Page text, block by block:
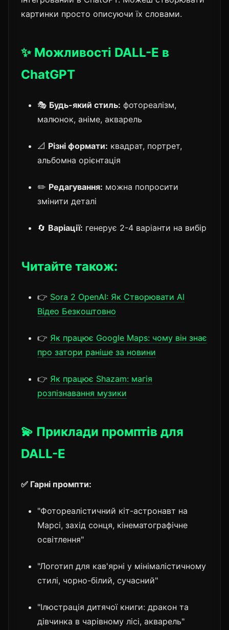
картинки просто описуючи їх словами.
✨ Можливості DALL-E в
ChatGPT
🎭 Будь-який стиль: фотореалізм,
малюнок, аніме, акварель
📐 Різні формати: квадрат, портрет,
альбомна орієнтація
✏️ Редагування: можна попросити
змінити деталі
🔄 Варіації: генерує 2-4 варіанти на вибір
Читайте також:
👉 Sora 2 OpenAI: Як Створювати AI
Відео Безкоштовно
👉 Як працює Google Maps: чому він знає
про затори раніше за новини
👉 Як працює Shazam: магія
розпізнавання музики
💫 Приклади промптів для
DALL-E
✅ Гарні промпти:
"Фотореалістичний кіт-астронавт на
Марсі, захід сонця, кінематографічне
освітлення"
"Логотип для кав'ярні у мінімалістичному
стилі, чорно-білий, сучасний"
"Ілюстрація дитячої книги: дракон та
дівчинка в чарівному лісі, акварель"